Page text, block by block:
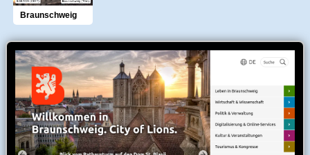
Braunschweig